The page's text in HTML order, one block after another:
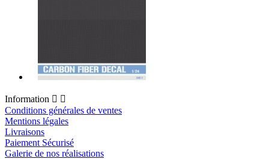
Information  
Conditions générales de ventes
Mentions légales
Livraisons
Paiement Sécurisé
Galerie de nos réalisations